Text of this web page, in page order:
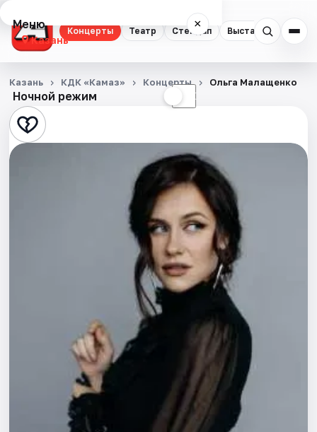
Концерты Театр Стендап Выставки
Меню ×
Казань
Концерты
Театр
Стендап
Ночной режим ☾
Казань КДК «Камаз» Концерты Ольга Малащенко